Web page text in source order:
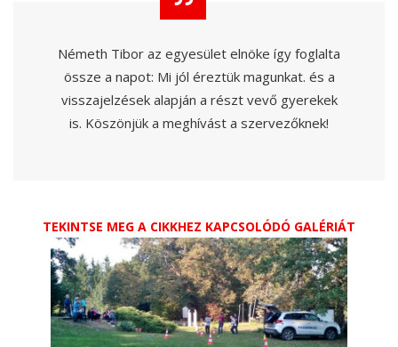
Németh Tibor az egyesület elnöke így foglalta
össze a napot: Mi jól éreztük magunkat. és a
visszajelzések alapján a részt vevő gyerekek
is. Köszönjük a meghívást a szervezőknek!
TEKINTSE MEG A CIKKHEZ KAPCSOLÓDÓ GALÉRIÁT